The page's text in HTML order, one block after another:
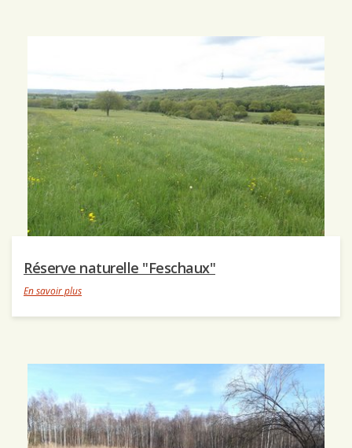
Réserve naturelle "Feschaux"
En savoir plus